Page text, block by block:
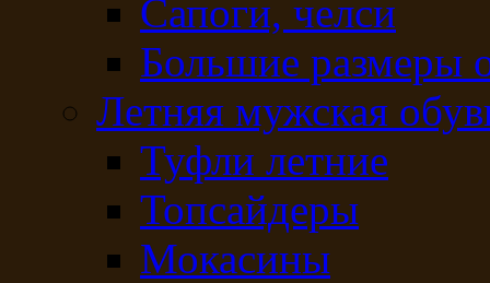
Сапоги, челси
Большие размеры
Летняя мужская
Туфли летние
Топсайдеры
Мокасины